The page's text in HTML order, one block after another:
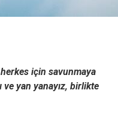
için savunmaya
ve yan yanayız, birlikte